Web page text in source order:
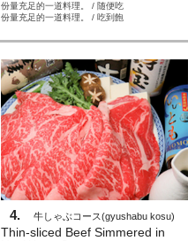
份量充足的一道料理。 / 随便吃
份量充足的一道料理。 / 吃到飽
4. 牛しゃぶコース(gyushabu kosu)
Thin-sliced Beef Simmered in